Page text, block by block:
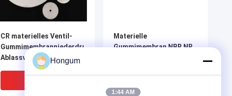
CR materielles Ventil-
Gummimembranniederdruck-
Ablassventil-
Ausrüstungen
Materielle
Gummimembran NBR NR
Hongum
1:44 AM